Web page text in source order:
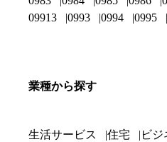
09913
0993 0994 0995
業種から探す
生活サービス 住宅 ビジ